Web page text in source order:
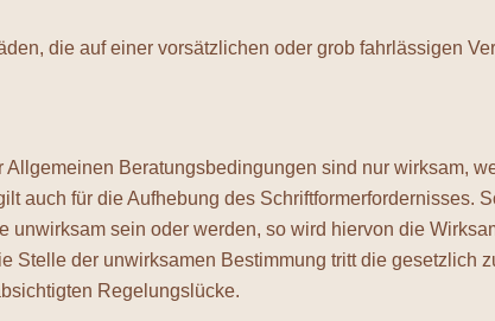
die auf einer vorsätzlichen oder grob fahrlässigen
Beratungsbedingungen sind nur wirksam,
auch für die Aufhebung des Schriftformerfordernisses.
unwirksam sein oder werden, so wird hiervon die
Stelle der unwirksamen Bestimmung tritt die gesetzlich
Regelungslücke.